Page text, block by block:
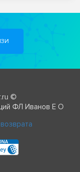
©
ФЛ Иванов Е О